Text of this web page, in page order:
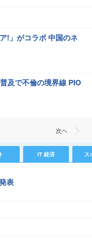
!」がコラボ 中国のネ
及で不倫の境界線 PIO
次ヘ
IT 経済 ス
表